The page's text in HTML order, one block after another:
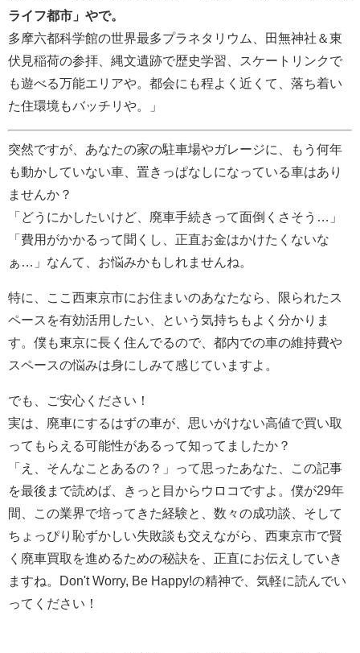
ライフ都市」やで。
多摩六都科学館の世界最多プラネタリウム、田無神社＆東
伏見稲荷の参拝、縄文遺跡で歴史学習、スケートリンクで
も遊べる万能エリアや。都会にも程よく近くて、落ち着い
た住環境もバッチリや。」
突然ですが、あなたの家の駐車場やガレージに、もう何年
も動かしていない車、置きっぱなしになっている車はあり
ませんか？
「どうにかしたいけど、廃車手続きって面倒くさそう…」
「費用がかかるって聞くし、正直お金はかけたくないな
ぁ…」なんて、お悩みかもしれませんね。
特に、ここ西東京市にお住まいのあなたなら、限られたス
ペースを有効活用したい、という気持ちもよく分かりま
す。僕も東京に長く住んでるので、都内での車の維持費や
スペースの悩みは身にしみて感じていますよ。
でも、ご安心ください！
実は、廃車にするはずの車が、思いがけない高値で買い取
ってもらえる可能性があるって知ってましたか？
「え、そんなことあるの？」って思ったあなた、この記事
を最後まで読めば、きっと目からウロコですよ。僕が29年
間、この業界で培ってきた経験と、数々の成功談、そして
ちょっぴり恥ずかしい失敗談も交えながら、西東京市で賢
く廃車買取を進めるための秘訣を、正直にお伝えしていき
ますね。Don't Worry, Be Happy!の精神で、気軽に読んでい
ってください！